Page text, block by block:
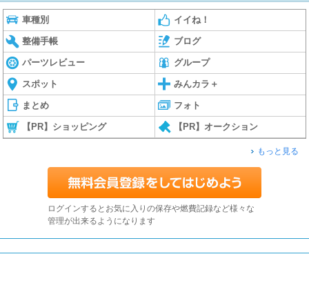
車種別 イイね！
整備手帳 ブログ
パーツレビュー グループ
スポット みんカラ＋
まとめ フォト
【PR】ショッピング 【PR】オークション
もっと見る
ログインするとお気に入りの保存や燃費記録など様々な
管理が出来るようになります